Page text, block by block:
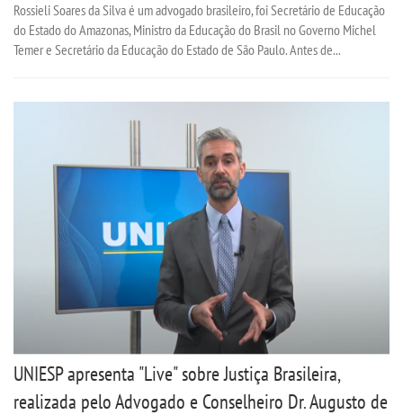
Rossieli Soares da Silva é um advogado brasileiro, foi Secretário de Educação
do Estado do Amazonas, Ministro da Educação do Brasil no Governo Michel
Temer e Secretário da Educação do Estado de São Paulo. Antes de...
UNIESP apresenta "Live" sobre Justiça Brasileira,
realizada pelo Advogado e Conselheiro Dr. Augusto de